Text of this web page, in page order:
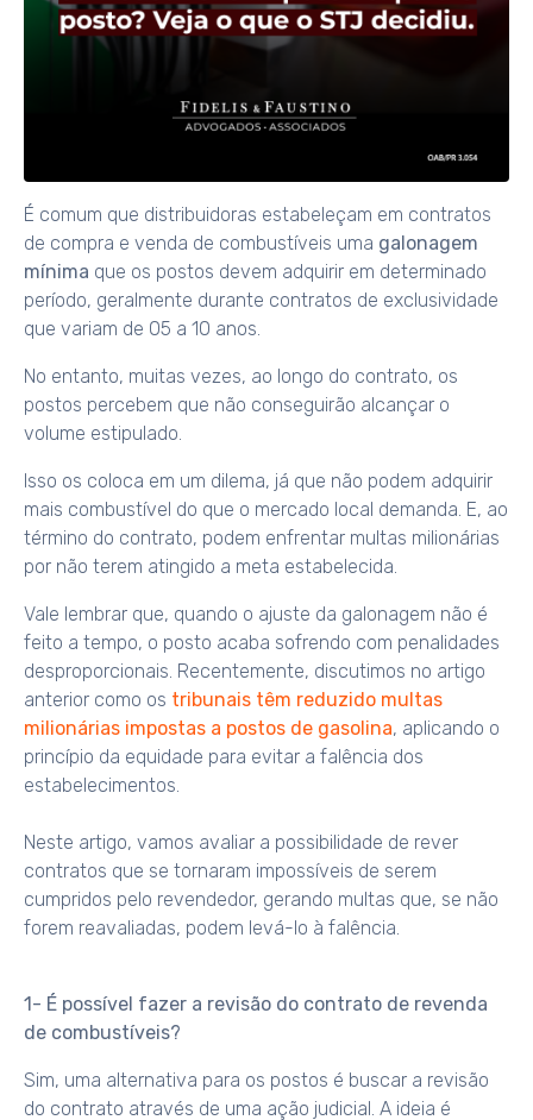
É comum que distribuidoras estabeleçam em contratos
de compra e venda de combustíveis uma galonagem
mínima que os postos devem adquirir em determinado
período, geralmente durante contratos de exclusividade
que variam de 05 a 10 anos.
No entanto, muitas vezes, ao longo do contrato, os
postos percebem que não conseguirão alcançar o
volume estipulado.
Isso os coloca em um dilema, já que não podem adquirir
mais combustível do que o mercado local demanda. E, ao
término do contrato, podem enfrentar multas milionárias
por não terem atingido a meta estabelecida.
Vale lembrar que, quando o ajuste da galonagem não é
feito a tempo, o posto acaba sofrendo com penalidades
desproporcionais. Recentemente, discutimos no artigo
anterior como os tribunais têm reduzido multas
milionárias impostas a postos de gasolina, aplicando o
princípio da equidade para evitar a falência dos
estabelecimentos.
Neste artigo, vamos avaliar a possibilidade de rever
contratos que se tornaram impossíveis de serem
cumpridos pelo revendedor, gerando multas que, se não
forem reavaliadas, podem levá-lo à falência.
1- É possível fazer a revisão do contrato de revenda
de combustíveis?
Sim, uma alternativa para os postos é buscar a revisão
do contrato através de uma ação judicial. A ideia é